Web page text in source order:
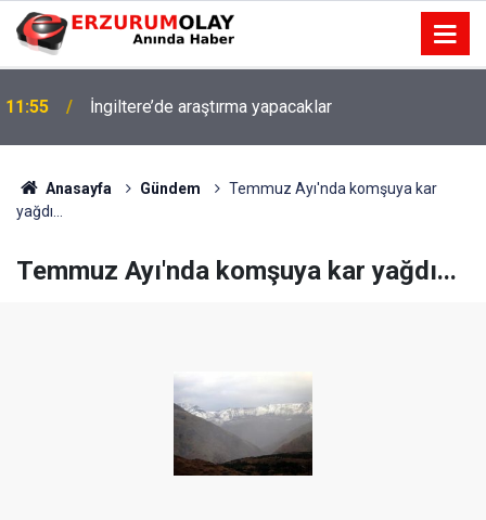
11:55 İngiltere’de araştırma yapacaklar
Anasayfa Gündem
Temmuz Ayı'nda komşuya kar
yağdı...
Temmuz Ayı'nda komşuya kar yağdı...